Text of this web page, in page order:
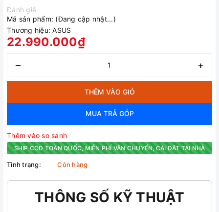
Đánh giá
Mã sản phẩm: (Đang cập nhật...)
Thương hiệu: ASUS
22.990.000₫
– +
THÊM VÀO GIỎ
MUA TRẢ GÓP
Thêm vào so sánh
SHIP COD TOÀN QUỐC, MIỄN PHÍ VẬN CHUYỂN, CÀI ĐẶT TẠI NHÀ
Tình trạng: Còn hàng
THÔNG SỐ KỸ THUẬT